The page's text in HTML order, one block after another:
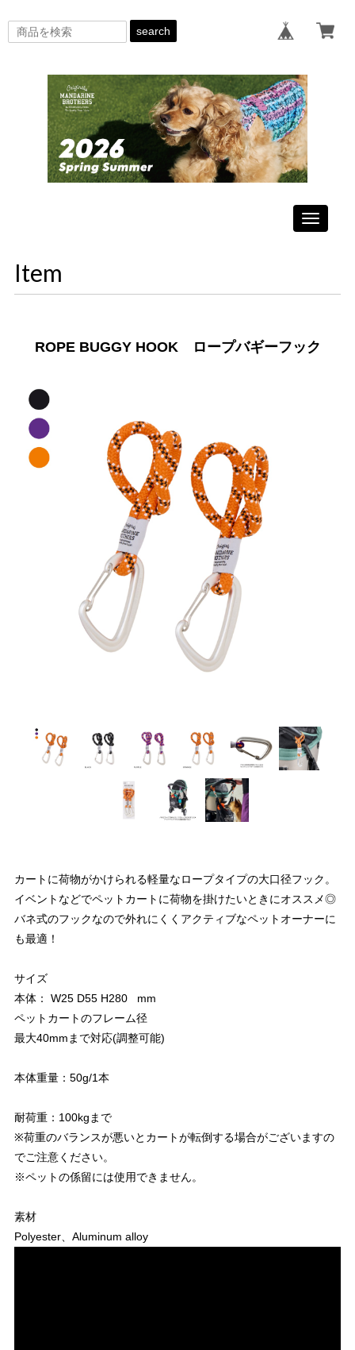
search
Toggle
Item
ROPE BUGGY HOOK ロープバギーフック
カートに荷物がかけられる軽量なロープタイプの大口径フック。
イベントなどでペットカートに荷物を掛けたいときにオススメ◎
バネ式のフックなので外れにくくアクティブなペットオーナーに
も最適！
サイズ
本体： W25 D55 H280 mm
ペットカートのフレーム径
最大40mmまで対応(調整可能)
本体重量：50g/1本
耐荷重：100kgまで
※荷重のバランスが悪いとカートが転倒する場合がございますの
でご注意ください。
※ペットの係留には使用できません。
素材
Polyester、Aluminum alloy